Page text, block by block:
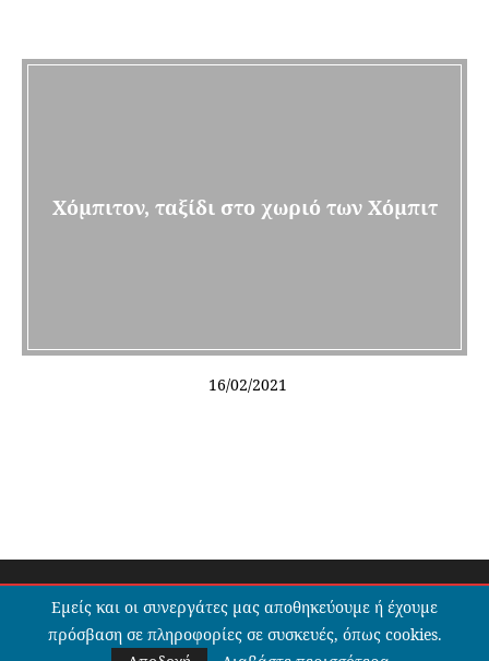
Χόμπιτον, ταξίδι στο χωριό των Χόμπιτ
16/02/2021
@2020 - All Right Reserved. Designed and Developed by Stavros
Gianniler and Kostantinos Papadopoulos>
BACK TO TOP
Εμείς και οι συνεργάτες μας αποθηκεύουμε ή έχουμε
πρόσβαση σε πληροφορίες σε συσκευές, όπως cookies.